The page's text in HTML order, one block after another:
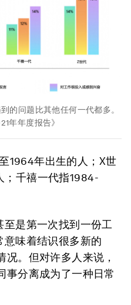
的问题比其他任何一代都多。
年年度报告》
1964年出生的人；X世
；千禧一代指1984-
是第一次找到一份工
味着结识很多新的
况。但对许多人来说，
事分离成为了一种日常